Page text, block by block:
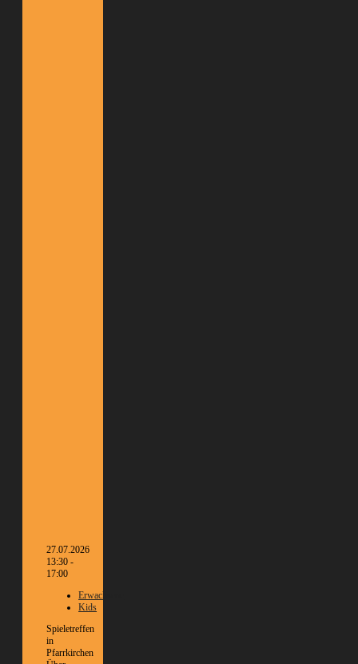
27.07.2026
13:30 -
17:00
Erwachsene
Kids
Spieletreffen
in
Pfarrkirchen